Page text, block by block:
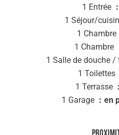
1 Entrée
1 Séjour/
1 Chambre
1 Chambre
1 Salle de douche /
1 Toilettes
1 Terrasse
1 Garage
en